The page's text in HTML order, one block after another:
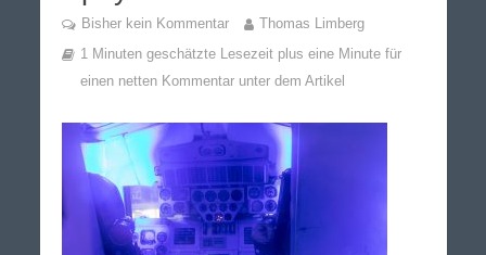
Bisher kein Kommentar
Thomas Limberg
1 Minuten geschätzte Lesezeit plus eine Minute für
einen netten Kommentar unter dem Artikel